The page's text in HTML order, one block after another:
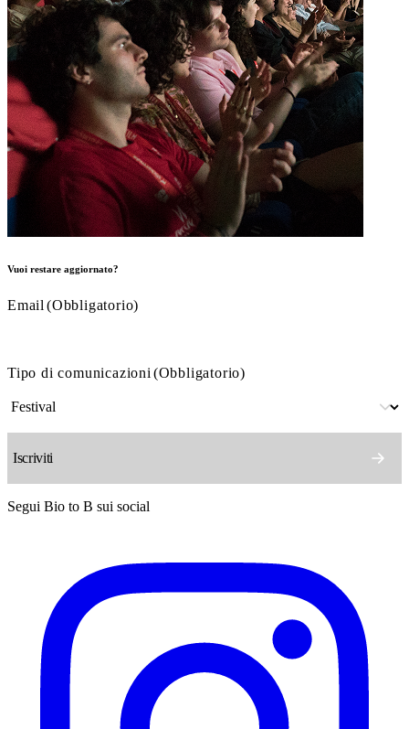
Vuoi restare aggiornato?
Email (Obbligatorio)
Tipo di comunicazioni (Obbligatorio)
Segui Bio to B sui social